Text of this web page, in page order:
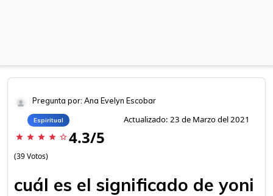
Pregunta por: Ana Evelyn Escobar
Espiritual Actualizado: 23 de Marzo del 2021
star star star star star_border 4.3/5
(39 Votos)
cuál es el significado de yoni